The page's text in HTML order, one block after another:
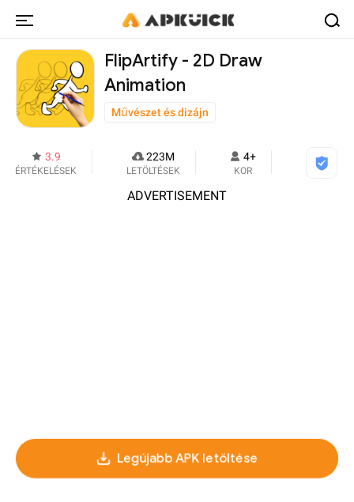
FlipArtify - 2D Draw
Animation
Művészet és dizájn
3.9
ÉRTÉKELÉSEK
223M
LETÖLTÉSEK
4+
KOR
ADVERTISEMENT
Legújabb APK letöltése